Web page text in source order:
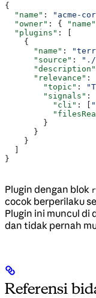
{
  "name"
: "acme-
  "owner"
: { "name"
  "plugins"
: [
    {
      "name"
:
      "source"
: "./
      "description"
      "relevance"
:
        "topic"
:
        "signals"
:
          "cli"
: [
        }
      }
    }
  ]
}
Plugin dengan blok
cocok berperilaku
Plugin ini muncul di
dan tidak pernah
Referensi